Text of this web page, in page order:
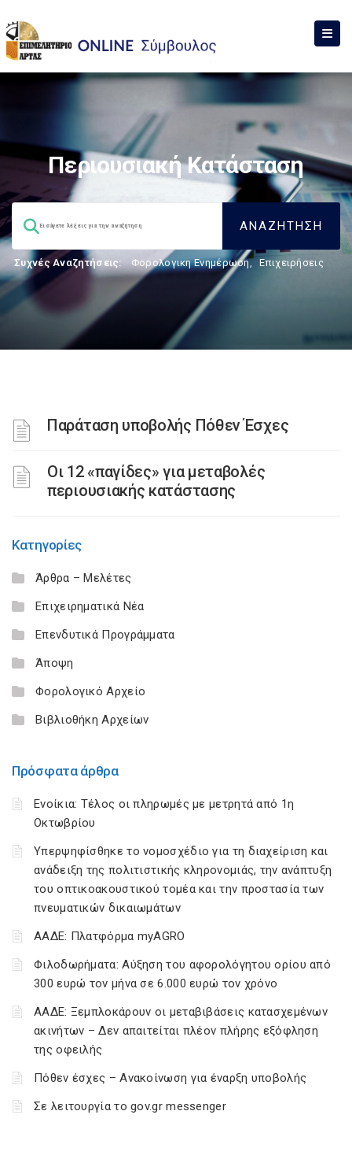
Περιουσιακή Κατάσταση
Συχνές Αναζητήσεις: Φορολογικη Ενημέρωση, Επιχειρήσεις
Παράταση υποβολής Πόθεν Έσχες
Οι 12 «παγίδες» για μεταβολές
περιουσιακής κατάστασης
Κατηγορίες
Άρθρα – Μελέτες
Επιχειρηματικά Νέα
Επενδυτικά Προγράμματα
Άποψη
Φορολογικό Αρχείο
Βιβλιοθήκη Αρχείων
Πρόσφατα άρθρα
Ενοίκια: Τέλος οι πληρωμές με μετρητά από 1η
Οκτωβρίου
Υπερψηφίσθηκε το νομοσχέδιο για τη διαχείριση και
ανάδειξη της πολιτιστικής κληρονομιάς, την ανάπτυξη
του οπτικοακουστικού τομέα και την προστασία των
πνευματικών δικαιωμάτων
ΑΑΔΕ: Πλατφόρμα myAGRO
Φιλοδωρήματα: Αύξηση του αφορολόγητου ορίου από
300 ευρώ τον μήνα σε 6.000 ευρώ τον χρόνο
ΑΑΔΕ: Ξεμπλοκάρουν οι μεταβιβάσεις κατασχεμένων
ακινήτων – Δεν απαιτείται πλέον πλήρης εξόφληση
της οφειλής
Πόθεν έσχες – Ανακοίνωση για έναρξη υποβολής
Σε λειτουργία το gov.gr messenger